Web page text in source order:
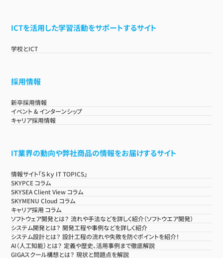
ICTを活用した学習活動をサポートするサイト
学校とICT
採用情報
新卒採用情報
イベント & インターンシップ
キャリア採用情報
IT業界の動向や弊社商品の情報をお届けするサイト
情報サイト「Ｓｋｙ IT TOPICS」
SKYPCE コラム
SKYSEA Client View コラム
SKYMENU Cloud コラム
キャリア採用 コラム
ソフトウェア開発とは？ 流れや手法などを詳しく紹介（ソフトウエア開発）
システム開発とは？ 開発工程や事例などを詳しく紹介
システム設計とは？ 設計工程の流れや失敗を防ぐポイントを紹介！
AI（人工知能）とは？ 定義や歴史、活用事例まで徹底解説
GIGAスクール構想とは？ 現状と問題点を解説